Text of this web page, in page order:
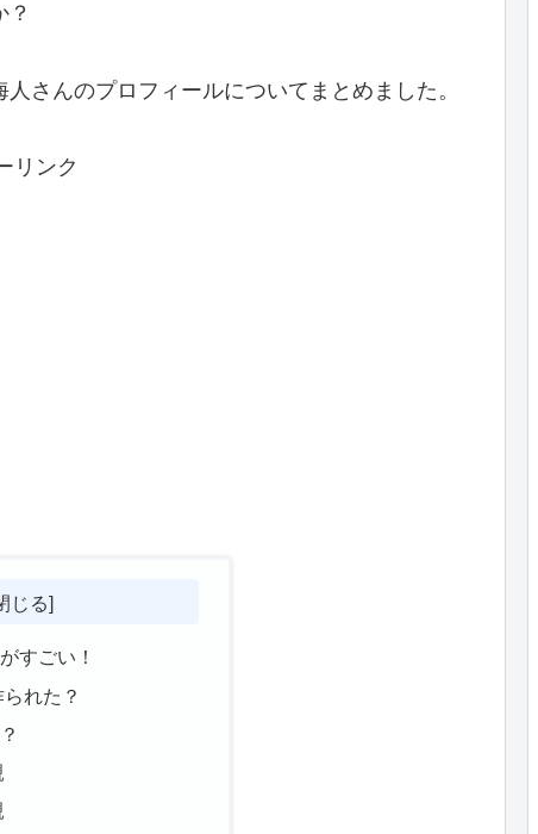
さんのプロフィールについてまとめました。
リンク
すごい！
れた？